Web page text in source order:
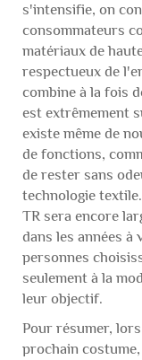
s'intensifie, on
consommateurs
matériaux de
respectueux de
combine à la fois
est extrêmement
existe même de
de fonctions,
de rester sans
technologie
TR sera encore
dans les années à
personnes
seulement à la
leur objectif.
Pour résumer,
prochain